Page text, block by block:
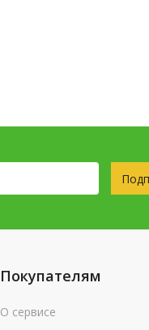
Покупателям
О сервисе